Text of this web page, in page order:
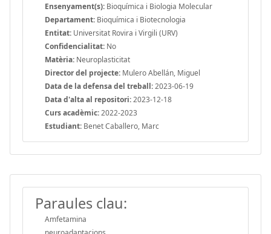
Ensenyament(s): Bioquímica i Biologia Molecular
Departament: Bioquímica i Biotecnologia
Entitat: Universitat Rovira i Virgili (URV)
Confidencialitat: No
Matèria: Neuroplasticitat
Director del projecte: Mulero Abellán, Miguel
Data de la defensa del treball:2023-06-19
Data d'alta al repositori:2023-12-18
Curs acadèmic:2022-2023
Estudiant: Benet Caballero, Marc
Paraules clau:
Amfetamina